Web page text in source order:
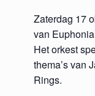
Zaterdag 17
van
Het orkest
thema’s van
Rings.